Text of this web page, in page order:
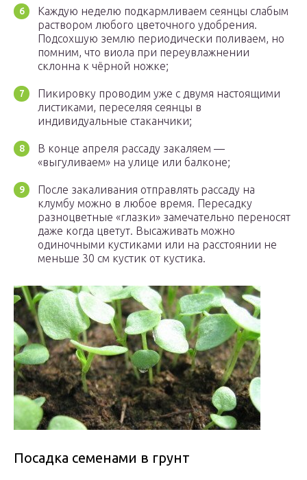
Каждую неделю подкармливаем сеянцы слабым
раствором любого цветочного удобрения.
Подсохшую землю периодически поливаем, но
помним, что виола при переувлажнении
склонна к чёрной ножке;
Пикировку проводим уже с двумя настоящими
листиками, переселяя сеянцы в
индивидуальные стаканчики;
В конце апреля рассаду закаляем —
«выгуливаем» на улице или балконе;
После закаливания отправлять рассаду на
клумбу можно в любое время. Пересадку
разноцветные «глазки» замечательно переносят
даже когда цветут. Высаживать можно
одиночными кустиками или на расстоянии не
меньше 30 см кустик от кустика.
Посадка семенами в грунт